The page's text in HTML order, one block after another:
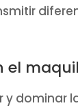
dominar